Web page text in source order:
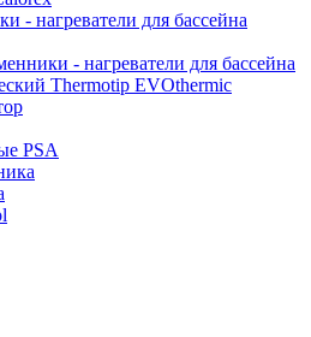
- нагреватели для бассейна
- нагреватели для бассейна
Thermotip EVOthermic
PSA